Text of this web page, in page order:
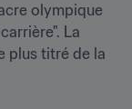
olympique
La
plus titré de la